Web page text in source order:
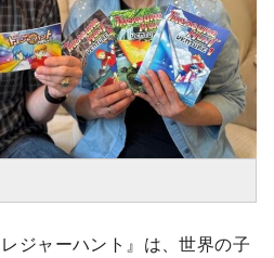
ジャーハント』は、世界の子